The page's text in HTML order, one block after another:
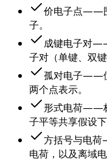
价电子点——
子。
成键电子对
子对（单键、双键
孤对电子——
两个点表示。
形式电荷——
子平等共享假设
方括号与电
电荷，以及离域